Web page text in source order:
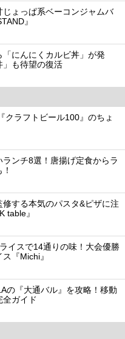
ょっぱ系ベーコンジャムバ
』
「にんにくカルビ丼」が発
」も待望の復活
クラフトビール100』のちょ
ランチ8選！唐揚げ定食からラ
する本気のパスタ&ピザに注
table』
イスで14通りの味！大会優勝
『Michi』
の『大通バル』を攻略！移動
全ガイド